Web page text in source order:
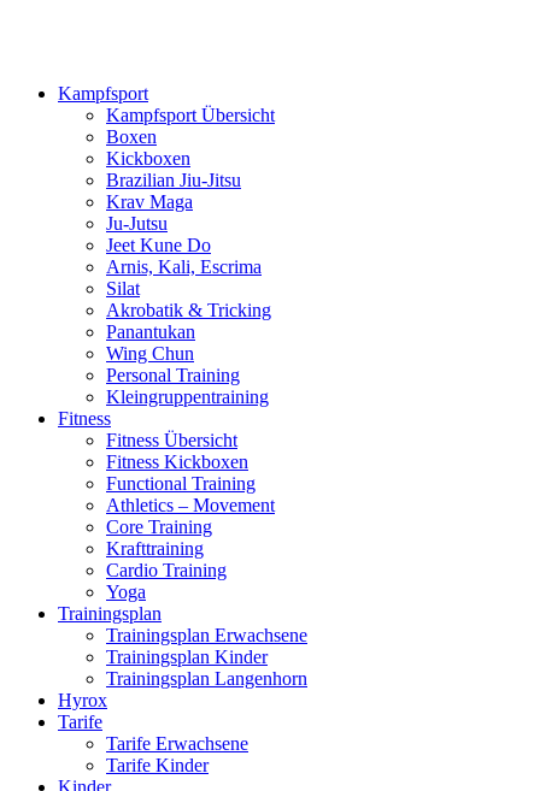
Kampfsport
Kampfsport Übersicht
Boxen
Kickboxen
Brazilian Jiu-Jitsu
Krav Maga
Ju-Jutsu
Jeet Kune Do
Arnis, Kali, Escrima
Silat
Akrobatik & Tricking
Panantukan
Wing Chun
Personal Training
Kleingruppentraining
Fitness
Fitness Übersicht
Fitness Kickboxen
Functional Training
Athletics – Movement
Core Training
Krafttraining
Cardio Training
Yoga
Trainingsplan
Trainingsplan Erwachsene
Trainingsplan Kinder
Trainingsplan Langenhorn
Hyrox
Tarife
Tarife Erwachsene
Tarife Kinder
Kinder